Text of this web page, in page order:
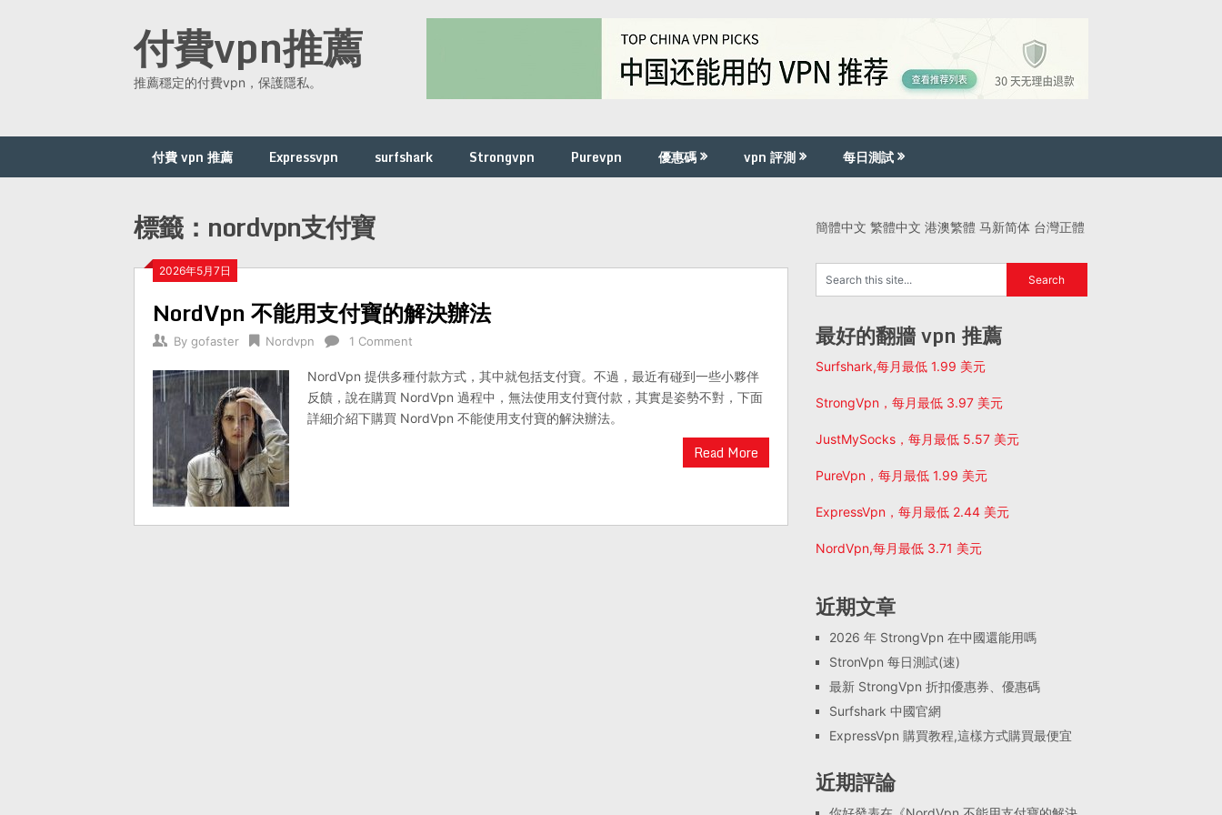
付費vpn推薦
推薦穩定的付費vpn，保護隱私。
付費 vpn 推薦 Expressvpn surfshark Strongvpn Purevpn 優惠碼 vpn 評測 每日測試
標籤：nordvpn支付寶
2026年5月7日
NordVpn 不能用支付寶的解決辦法
By gofaster Nordvpn 1 Comment
NordVpn 提供多種付款方式，其中就包括支付寶。不過，最近有碰到一些小夥伴
反饋，說在購買 NordVpn 過程中，無法使用支付寶付款，其實是姿勢不對，下面
詳細介紹下購買 NordVpn 不能使用支付寶的解決辦法。
Read More
簡體中文 繁體中文 港澳繁體 马新简体 台灣正體
最好的翻牆 vpn 推薦
Surfshark,每月最低 1.99 美元
StrongVpn，每月最低 3.97 美元
JustMySocks，每月最低 5.57 美元
PureVpn，每月最低 1.99 美元
ExpressVpn，每月最低 2.44 美元
NordVpn,每月最低 3.71 美元
近期文章
2026 年 StrongVpn 在中國還能用嗎
StronVpn 每日測試(速)
最新 StrongVpn 折扣優惠券、優惠碼
Surfshark 中國官網
ExpressVpn 購買教程,這樣方式購買最便宜
近期評論